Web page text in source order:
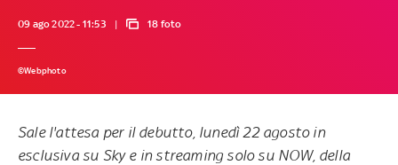
09 ago 2022 - 11:53 18 foto
©Webphoto
Sale l'attesa per il debutto, lunedì 22 agosto in
esclusiva su Sky e in streaming solo su NOW, della